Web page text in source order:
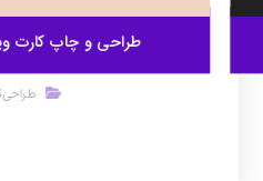
طراحی و چاپ کارت
طراحی